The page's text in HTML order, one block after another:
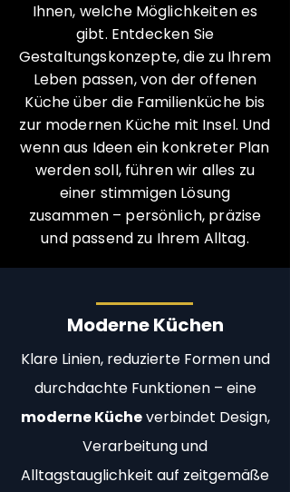
Ihnen, welche Möglichkeiten es
gibt. Entdecken Sie
Gestaltungskonzepte, die zu Ihrem
Leben passen, von der offenen
Küche über die Familienküche bis
zur modernen Küche mit Insel. Und
wenn aus Ideen ein konkreter Plan
werden soll, führen wir alles zu
einer stimmigen Lösung
zusammen – persönlich, präzise
und passend zu Ihrem Alltag.
Moderne Küchen
Klare Linien, reduzierte Formen und
durchdachte Funktionen – eine
moderne Kücheverbindet Design,
Verarbeitung und
Alltagstauglichkeit auf zeitgemäße